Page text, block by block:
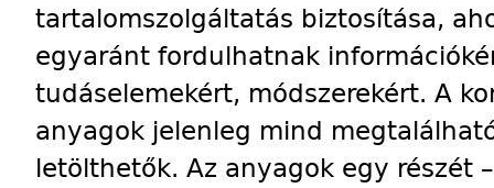
tartalomszolgáltatás biztosítása,
egyaránt fordulhatnak
tudáselemekért, módszerekért. A
anyagok jelenleg mind
letölthetők. Az anyagok egy részét